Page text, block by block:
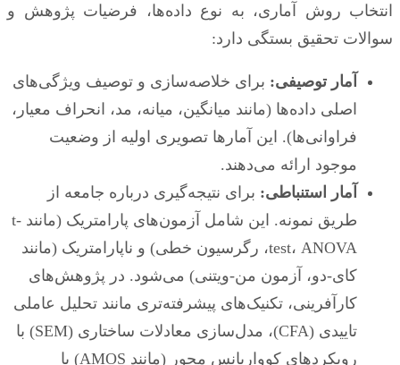
انتخاب روش آماری، به نوع داده‌ها، فرضیات پژوهش و
سوالات تحقیق بستگی دارد:
آمار توصیفی: برای خلاصه‌سازی و توصیف ویژگی‌های
اصلی داده‌ها (مانند میانگین، میانه، مد، انحراف معیار،
فراوانی‌ها). این آمارها تصویری اولیه از وضعیت
موجود ارائه می‌دهند.
آمار استنباطی: برای نتیجه‌گیری درباره جامعه از
طریق نمونه. این شامل آزمون‌های پارامتریک (مانند t-
test، ANOVA، رگرسیون خطی) و ناپارامتریک (مانند
کای-دو، آزمون من-ویتنی) می‌شود. در پژوهش‌های
کارآفرینی، تکنیک‌های پیشرفته‌تری مانند تحلیل عاملی
تاییدی (CFA)، مدل‌سازی معادلات ساختاری (SEM) با
رویکردهای کوواریانس محور (مانند AMOS) یا